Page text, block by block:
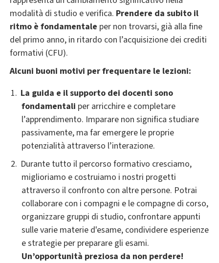
modalità di studio e verifica. Prendere da subito il
ritmo è fondamentale per non trovarsi, già alla fine
del primo anno, in ritardo con l’acquisizione dei crediti
formativi (CFU).
Alcuni buoni motivi per frequentare le lezioni:
La guida e il supporto dei docenti sono
fondamentali per arricchire e completare
l’apprendimento. Imparare non significa studiare
passivamente, ma far emergere le proprie
potenzialità attraverso l’interazione.
Durante tutto il percorso formativo cresciamo,
miglioriamo e costruiamo i nostri progetti
attraverso il confronto con altre persone. Potrai
collaborare con i compagni e le compagne di corso,
organizzare gruppi di studio, confrontare appunti
sulle varie materie d'esame, condividere esperienze
e strategie per preparare gli esami.
Un’opportunità preziosa da non perdere!